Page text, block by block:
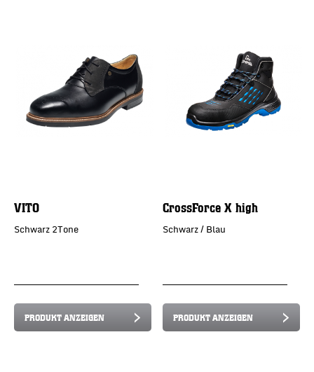
VITO
Schwarz 2Tone
PRODUKT ANZEIGEN
CrossForce X high
Schwarz / Blau
PRODUKT ANZEIGEN